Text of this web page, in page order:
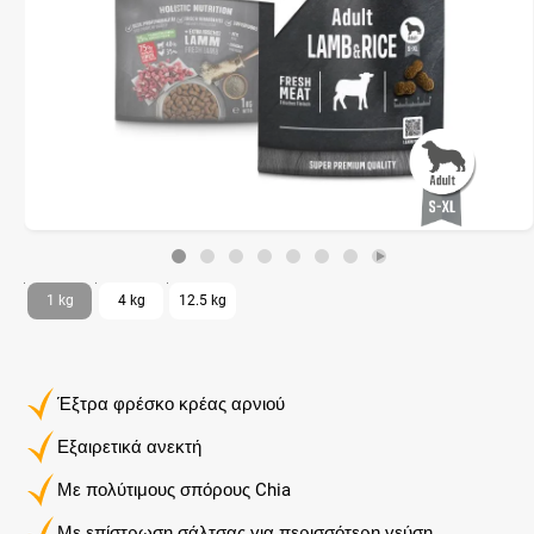
Έξτρα φρέσκο ​​κρέας αρνιού
Εξαιρετικά ανεκτή
Με πολύτιμους σπόρους Chia
1 kg 4 kg 12.5 kg